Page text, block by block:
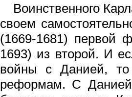
Воинственного
своем
(1669-1681) первой
1693) из второй. И
войны с Данией, то
реформам. С Данией